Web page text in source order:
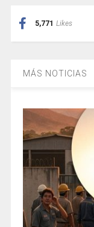
5,771 Likes
MÁS NOTICIAS